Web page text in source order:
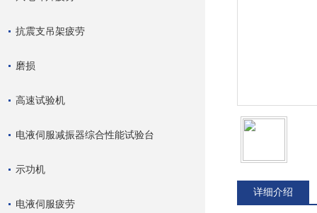
抗震支吊架疲劳
磨损
高速试验机
电液伺服减振器综合性能试验台
示功机
电液伺服疲劳
详细介绍